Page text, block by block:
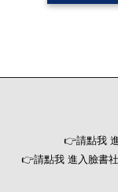
👉請點我
👉請點我 進入臉書